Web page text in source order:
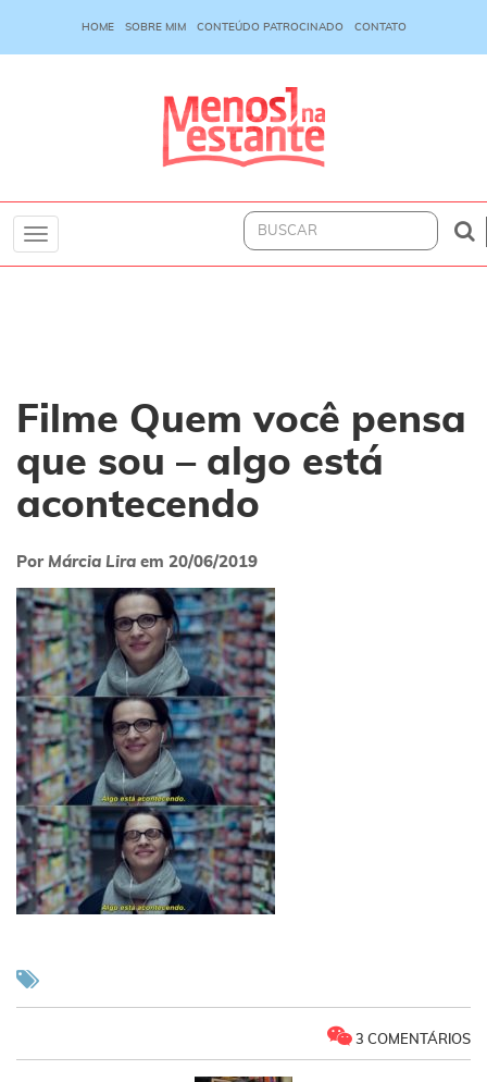
HOME SOBRE MIM CONTEÚDO PATROCINADO CONTATO
Toggle
Filme Quem você pensa
que sou – algo está
acontecendo
Por Márcia Lira em 20/06/2019
3 COMENTÁRIOS